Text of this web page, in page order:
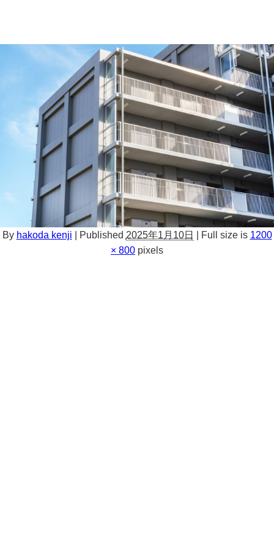
By hakoda kenji Published 2025年1月10日 Full size is 1200
× 800 pixels